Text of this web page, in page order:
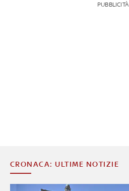
PUBBLICITÀ
CRONACA: ULTIME NOTIZIE